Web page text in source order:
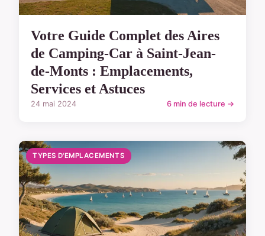
Votre Guide Complet des Aires
de Camping-Car à Saint-Jean-
de-Monts : Emplacements,
Services et Astuces
24 mai 2024 6 min de lecture →
TYPES D'EMPLACEMENTS